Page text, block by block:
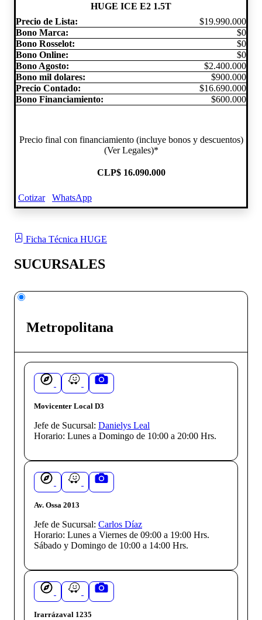
HUGE ICE E2 1.5T
Precio de Lista:
$19.990.000
Bono Marca:
$0
Bono Rosselot:
$0
Bono Online:
$0
Bono Agosto:
$2.400.000
Bono mil dolares:
$900.000
Precio Contado:
$16.690.000
Bono Financiamiento:
$600.000
Precio final con financiamiento (incluye bonos y descuentos)
(Ver Legales)*
CLP$ 16.090.000
Cotizar WhatsApp
Ficha Técnica HUGE
SUCURSALES
Metropolitana
Movicenter Local D3
Jefe de Sucursal: Danielys Leal
Horario: Lunes a Domingo de 10:00 a 20:00 Hrs.
Av. Ossa 2013
Jefe de Sucursal: Carlos Díaz
Horario: Lunes a Viernes de 09:00 a 19:00 Hrs.
Sábado y Domingo de 10:00 a 14:00 Hrs.
Irarrázaval 1235